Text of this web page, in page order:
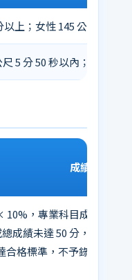
上；女性 145 公分以上。
5 分 50 秒以內；女性
成績計算方式
10%，專業科目成績總和
成績未達 50 分，或三等
格標準，不予錄取。